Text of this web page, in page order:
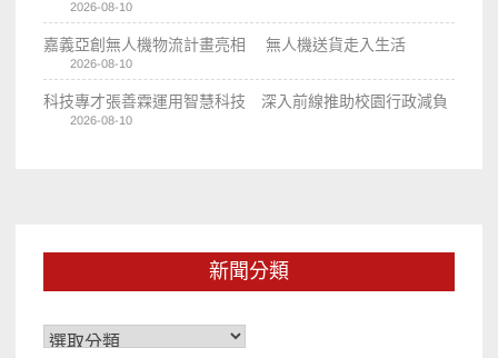
2026-08-10
嘉義亞創無人機物流計畫亮相 無人機送貨走入生活
2026-08-10
科技專才張善霖運用智慧科技 深入前線推助校園行政減負
2026-08-10
新聞分類
新